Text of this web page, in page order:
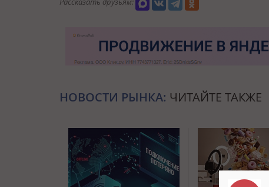
НОВОСТИ РЫНКА: ЧИТАЙТЕ ТАКЖЕ